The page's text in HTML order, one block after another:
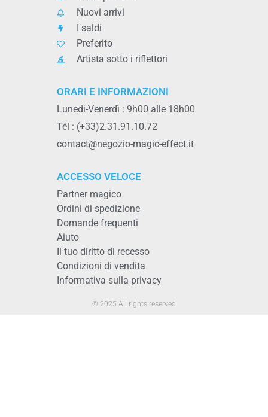
Nuovi arrivi
I saldi
Preferito
Artista sotto i riflettori
ORARI E INFORMAZIONI
Lunedi-Venerdì : 9h00 alle 18h00
Tél : (+33)2.31.91.10.72
contact@negozio-magic-effect.it
ACCESSO VELOCE
Partner magico
Ordini di spedizione
Domande frequenti
Aiuto
Il tuo diritto di recesso
Condizioni di vendita
Informativa sulla privacy